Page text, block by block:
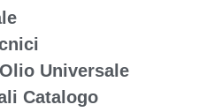
Universale
Catalogo